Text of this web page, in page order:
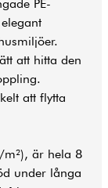
PE-
att hitta den
att flytta
m²), är hela 8
under långa